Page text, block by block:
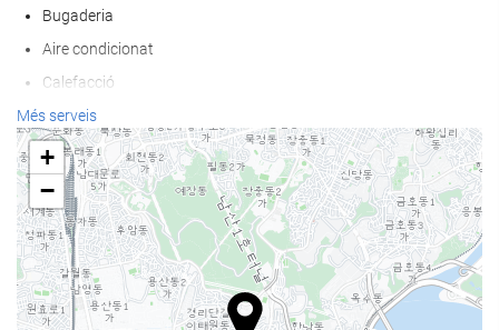
Bugaderia
Aire condicionat
Calefacció
Ascensor
Accés persones amb mobilitat reduïda
Habitacions No Fumadors
Prohibit fumar a tot l'establiment
Habitacions insonoritzades
No admet mascotes
Més serveis
+
−